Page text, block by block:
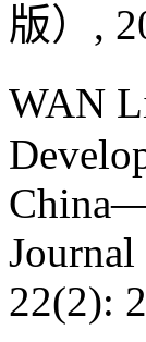
版）,
WAN
22(2):